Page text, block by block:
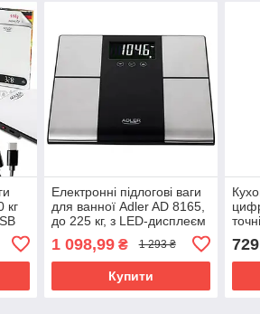
кг
Електронні підлогові ваги
для ванної Adler AD 8165,
до 225 кг, з LED-дисплеєм
1 098,99₴ 1 293 ₴
Купити
729